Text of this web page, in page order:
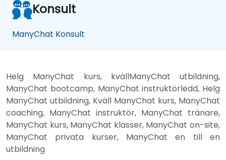
Konsult
ManyChat Konsult
Helg ManyChat kurs, kvällManyChat utbildning,
ManyChat bootcamp, ManyChat instruktörledd, Helg
ManyChat utbildning, Kväll ManyChat kurs, ManyChat
coaching, ManyChat instruktör, ManyChat tränare,
ManyChat kurs, ManyChat klasser, ManyChat on-site,
ManyChat privata kurser, ManyChat en till en
utbildning